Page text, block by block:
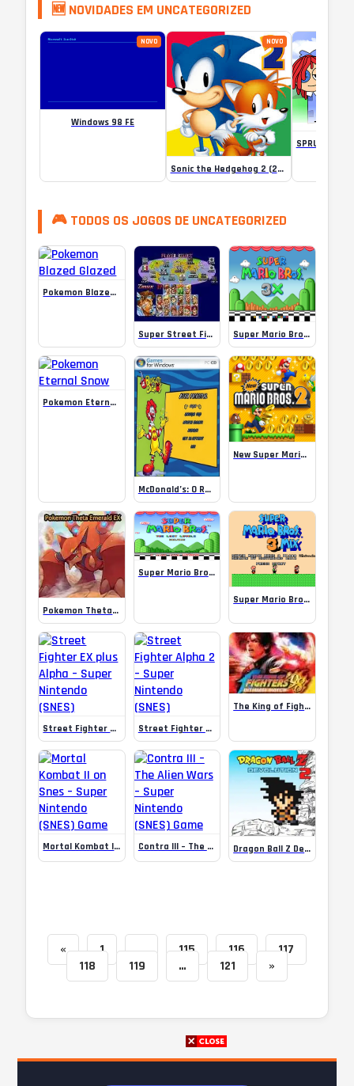
🆕 NOVIDADES EM UNCATEGORIZED
NOVO
Windows 98 FE
NOVO
Sonic the Hedgehog 2 (2013)
🎮 TODOS OS JOGOS DE UNCATEGORIZED
Pokemon Blazed Glazed
Super Street Fighter II: The New Challengers | SNESFUN Play Retro Super Nintendo Super Mario Bros 3X – Super Nintendo (SNES) Game
Pokemon Eternal Snow
McDonald’s: O Resgate dos Bichos
New Super Mario Bros 2
Pokemon Theta Emerald EX – Fun Game
Super Mario Bros The Lost Levels Deluxe
Super Mario Bros 3 Mix Game
Street Fighter EX plus Alpha – Super Nintendo (SNES) Street Fighter Alpha 2 – Super Nintendo (SNES)
The King of Fighters 98
Mortal Kombat II on Snes – Super Nintendo (SNES) Game Contra III – The Alien Wars – Super Nintendo (SNES) Game Dragon Ball Z Devolution 2
Paginação
« 1 … 115 116
117
118
119 … 121 »